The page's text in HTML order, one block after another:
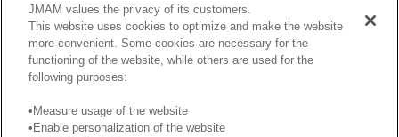
記事を読む
JMAM values the privacy of its customers.
This website uses cookies to optimize and make the website
more convenient. Some cookies are necessary for the
functioning of the website, while others are used for the
following purposes:
•Measure usage of the website
•Enable personalization of the website